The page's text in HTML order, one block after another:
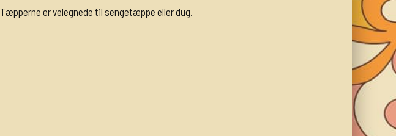
Tæpperne er velegnede til sengetæppe eller dug.